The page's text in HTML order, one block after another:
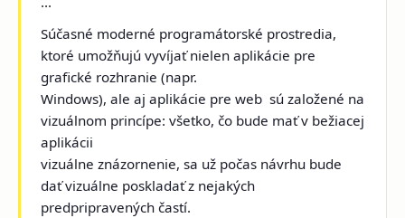
Súčasné moderné programátorské prostredia,
ktoré umožňujú vyvíjať nielen aplikácie pre
grafické rozhranie (napr.
Windows), ale aj aplikácie pre web ­ sú založené na
vizuálnom princípe: všetko, čo bude mať v bežiacej
aplikácii
vizuálne znázornenie, sa už počas návrhu bude
dať vizuálne poskladať z nejakých
predpripravených častí.